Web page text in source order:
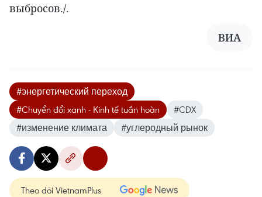
выбросов./.
ВИА
#энергетический переход
#Chuyển đổi xanh - Kinh tế tuần hoàn
#CDX
#изменение климата
#углеродный рынок
Theo dõi VietnamPlus